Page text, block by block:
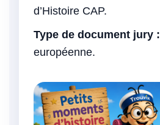
d’Histoire CAP.
Type de document jury :
européenne.